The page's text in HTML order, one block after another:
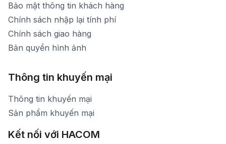
Bảo mật thông tin khách hàng
Chính sách nhập lại tính phí
Chính sách giao hàng
Bản quyền hình ảnh
Thông tin khuyến mại
Thông tin khuyến mại
Sản phẩm khuyến mại
Kết nối với HACOM